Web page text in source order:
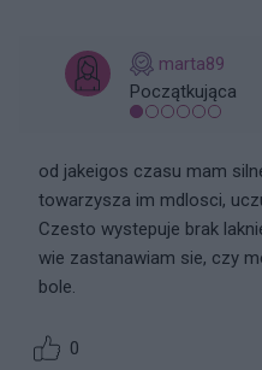
marta89
Początkująca
od jakeigos czasu mam
towarzysza im mdlosci,
Czesto wystepuje brak
wie zastanawiam sie, czy
bole.
0